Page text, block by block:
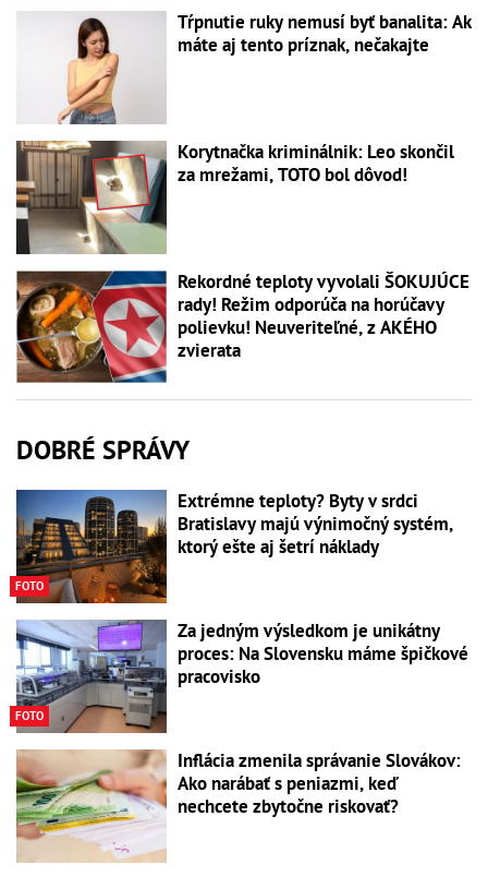
Tŕpnutie ruky nemusí byť banalita: Ak
máte aj tento príznak, nečakajte
Korytnačka kriminálnik: Leo skončil
za mrežami, TOTO bol dôvod!
Rekordné teploty vyvolali ŠOKUJÚCE
rady! Režim odporúča na horúčavy
polievku! Neuveriteľné, z AKÉHO
zvierata
DOBRÉ SPRÁVY
FOTO
Extrémne teploty? Byty v srdci
Bratislavy majú výnimočný systém,
ktorý ešte aj šetrí náklady
FOTO
Za jedným výsledkom je unikátny
proces: Na Slovensku máme špičkové
pracovisko
Inflácia zmenila správanie Slovákov:
Ako narábať s peniazmi, keď
nechcete zbytočne riskovať?